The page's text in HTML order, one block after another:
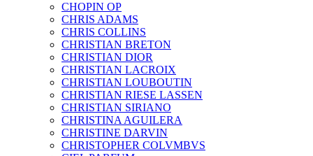
CHOPIN OP
CHRIS ADAMS
CHRIS COLLINS
CHRISTIAN BRETON
CHRISTIAN DIOR
CHRISTIAN LACROIX
CHRISTIAN LOUBOUTIN
CHRISTIAN RIESE LASSEN
CHRISTIAN SIRIANO
CHRISTINA AGUILERA
CHRISTINE DARVIN
CHRISTOPHER COLVMBVS